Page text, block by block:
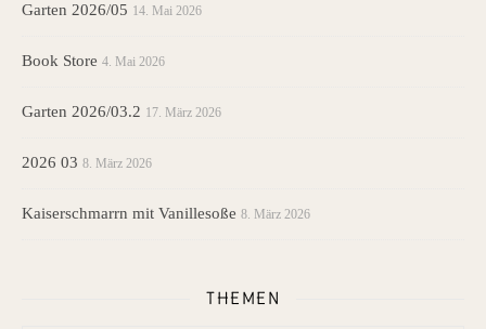
Garten 2026/05 14. Mai 2026
Book Store 4. Mai 2026
Garten 2026/03.2 17. März 2026
2026 03 8. März 2026
Kaiserschmarrn mit Vanillesoße 8. März 2026
THEMEN